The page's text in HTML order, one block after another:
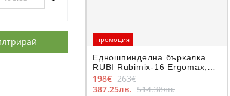
промоция
Едношпинделна бъркалка
RUBI Rubimix-16 Ergomax,
1600 W, захват Fast-In
198€ 263€
387.25лв. 514.38лв.